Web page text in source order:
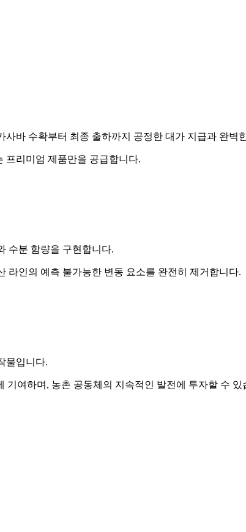
바 수확부터 최종 출하까지 공정한 대가 지급과 완벽
프리미엄 제품만을 공급합니다.
수분 함량을 구현합니다.
라인의 예측 불가능한 변동 요소를 완전히 제거합니다.
물입니다.
여하며, 농촌 공동체의 지속적인 발전에 투자할 수 있